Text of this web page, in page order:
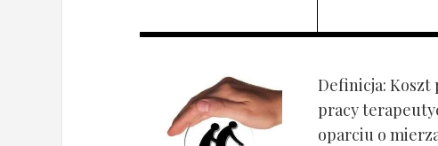
Definicja: Koszt
pracy
oparciu o